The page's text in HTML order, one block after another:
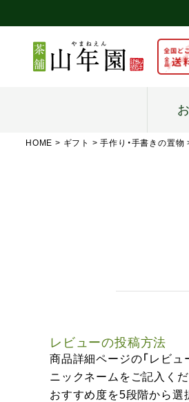
HOME ギフト 手作り・手書きの置物
レビューの投稿方法
商品詳細ページの「レビュ
ニックネームをご記入くだ
おすすめ度を5段階から選